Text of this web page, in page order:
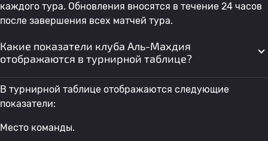
каждого тура. Обновления вносятся в течение 24 часов
после завершения всех матчей тура.
Какие показатели клуба Аль-Махдия
отображаются в турнирной таблице?
В турнирной таблице отображаются следующие
показатели:
Место команды.